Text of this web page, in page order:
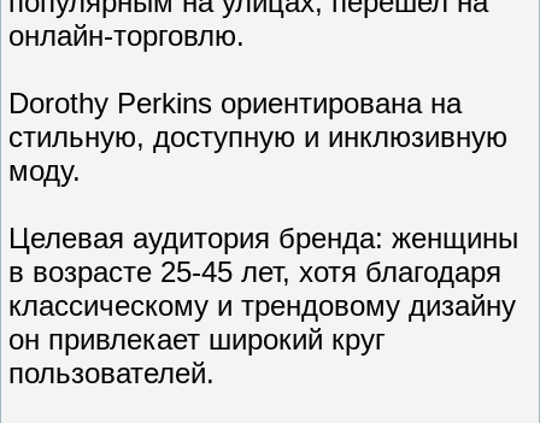
онлайн-торговлю.
Dorothy Perkins ориентирована на
стильную, доступную и инклюзивную
моду.
Целевая аудитория бренда: женщины
в возрасте 25-45 лет, хотя благодаря
классическому и трендовому дизайну
он привлекает широкий круг
пользователей.